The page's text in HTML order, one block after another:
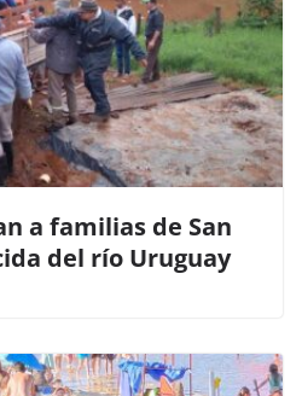
a familias de San
del río Uruguay